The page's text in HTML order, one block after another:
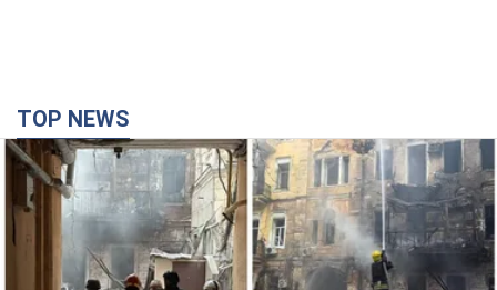
TOP NEWS